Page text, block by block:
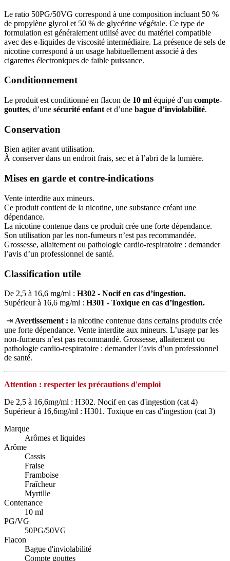
Le ratio 50PG/50VG correspond à une composition incluant 50 %
de propylène glycol et 50 % de glycérine végétale. Ce type de
formulation est généralement utilisé avec du matériel compatible
avec des e-liquides de viscosité intermédiaire. La présence de sels de
nicotine correspond à un usage habituellement associé à des
cigarettes électroniques de faible puissance.
Conditionnement
Le produit est conditionné en flacon de 10 ml équipé d’un compte-
gouttes, d’une sécurité enfant et d’une bague d’inviolabilité.
Conservation
Bien agiter avant utilisation.
À conserver dans un endroit frais, sec et à l’abri de la lumière.
Mises en garde et contre-indications
Vente interdite aux mineurs.
Ce produit contient de la nicotine, une substance créant une
dépendance.
La nicotine contenue dans ce produit crée une forte dépendance.
Son utilisation par les non-fumeurs n’est pas recommandée.
Grossesse, allaitement ou pathologie cardio-respiratoire : demander
l’avis d’un professionnel de santé.
Classification utile
De 2,5 à 16,6 mg/ml : H302 - Nocif en cas d’ingestion.
Supérieur à 16,6 mg/ml : H301 - Toxique en cas d’ingestion.
⇥ Avertissement : la nicotine contenue dans certains produits crée
une forte dépendance. Vente interdite aux mineurs. L’usage par les
non‑fumeurs n’est pas recommandé. Grossesse, allaitement ou
pathologie cardio‑respiratoire : demander l’avis d’un professionnel
de santé.
Attention : respecter les précautions d'emploi
De 2,5 à 16,6mg/ml : H302. Nocif en cas d'ingestion (cat 4)
Supérieur à 16,6mg/ml : H301. Toxique en cas d'ingestion (cat 3)
Marque
Arômes et liquides
Arôme
Cassis
Fraise
Framboise
Fraîcheur
Myrtille
Contenance
10 ml
PG/VG
50PG/50VG
Flacon
Bague d'inviolabilité
Compte gouttes